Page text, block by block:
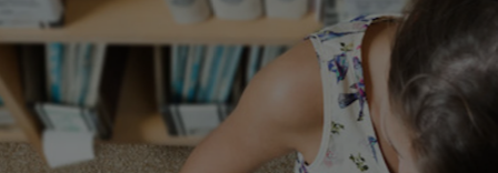
Due Diligence
Carve-out
EN
Extrovertida Creativa
Detallista